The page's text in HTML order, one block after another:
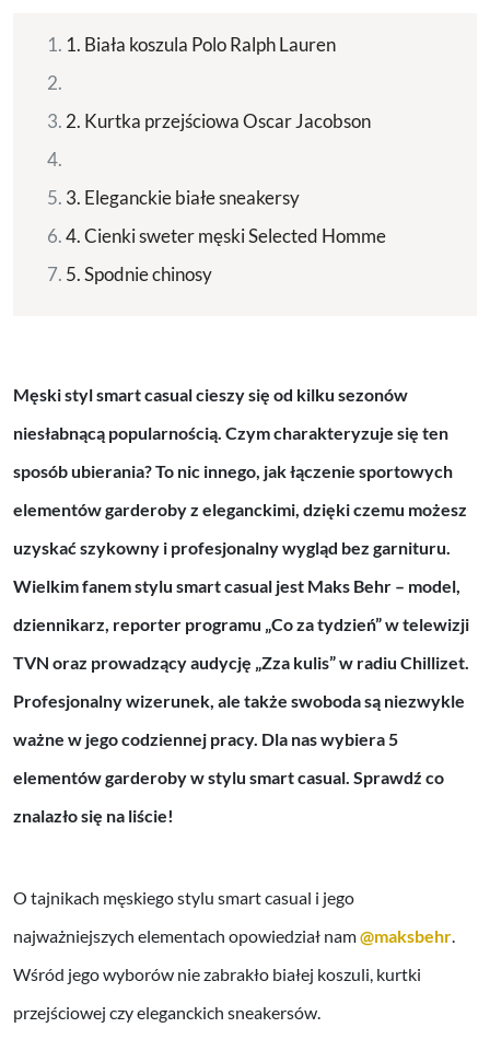
1. Biała koszula Polo Ralph Lauren
2. Kurtka przejściowa Oscar Jacobson
3. Eleganckie białe sneakersy
4. Cienki sweter męski Selected Homme
5. Spodnie chinosy
Męski styl smart casual cieszy się od kilku sezonów
niesłabnącą popularnością. Czym charakteryzuje się ten
sposób ubierania? To nic innego, jak łączenie sportowych
elementów garderoby z eleganckimi, dzięki czemu możesz
uzyskać szykowny i profesjonalny wygląd bez garnituru.
Wielkim fanem stylu smart casual jest Maks Behr – model,
dziennikarz, reporter programu „Co za tydzień” w telewizji
TVN oraz prowadzący audycję „Zza kulis” w radiu Chillizet.
Profesjonalny wizerunek, ale także swoboda są niezwykle
ważne w jego codziennej pracy. Dla nas wybiera 5
elementów garderoby w stylu smart casual. Sprawdź co
znalazło się na liście!
O tajnikach męskiego stylu smart casual i jego
najważniejszych elementach opowiedział nam@maksbehr.
Wśród jego wyborów nie zabrakło białej koszuli, kurtki
przejściowej czy eleganckich sneakersów.